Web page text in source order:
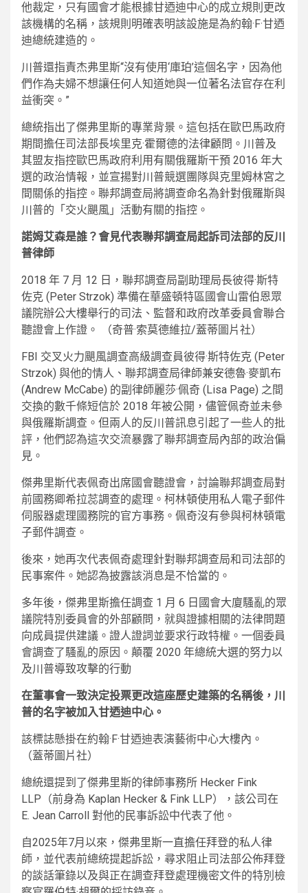
他裁定，只有國會才能根據甘迺迪中心的成立規則更改
該機構的名稱，該規則明確表明該設施是為約翰·F·甘迺
迪總統建造的。
川普還指責杰弗里斯“沒有使用‘庫珀’這個名字，因為他
們作為夫婦不想讓任何人知道她與一位著名法官存在利
益衝突。”
總統指出了傑弗里斯的專業背景。這包括在歐巴馬政府
期間擔任司法部長埃里克·霍爾德的法律顧問。川普及
其盟友指控歐巴馬政府利用有關俄羅斯干預 2016 年大
選的政治情報，並宣揚對川普競選團隊與克里姆林宮之
間關係的指控。聯邦調查局將調查命名為針對俄羅斯與
川普的「交火颶風」活動有關的指控。
諾姆艾森是誰？會見代表聯邦調查局起訴司法部的反川
普律師
2018 年 7 月 12 日，聯邦調查局副助理局長彼得·斯特
佐克 (Peter Strzok) 準備在華盛頓特區國會山雷伯恩眾
議院辦公大樓舉行的司法、監督和政府改革委員會聯合
聽證會上作證。
（奇普·索莫德維拉/蓋蒂圖片社）
FBI 交叉火力颶風調查高級調查員彼得·斯特佐克 (Peter
Strzok) 與他的情人、聯邦調查局律師兼安德魯·麥凱布
(Andrew McCabe) 的副律師麗莎·佩奇 (Lisa Page) 之間
交換的數千條短信於 2018 年被公開，儘管佩奇並未參
與俄羅斯調查。但兩人的反川普訊息引起了一些人的批
評，他們認為這次交流暴露了聯邦調查局內部的政治偏
見。
傑弗里斯代表佩奇出席國會聽證會，討論聯邦調查局對
前國務卿希拉蕊調查的處理。柯林頓使用私人電子郵件
伺服器處理國務院的官方事務。佩奇沒有參與柯林頓電
子郵件調查。
後來，她再次代表佩奇處理針對聯邦調查局和司法部的
民事案件。她認為披露該消息是不恰當的。
多年後，傑弗里斯擔任調查 1 月 6 日國會大廈騷亂的眾
議院特別委員會的外部顧問，就與證據相關的法律問題
向成員提供建議。證人證詞並要求行政特權。一個委員
會調查了騷亂的原因。顛覆 2020 年總統大選的努力以
及川普導致攻擊的行動
在董事會一致決定投票更改這座歷史建築的名稱後，川
普的名字被加入甘迺迪中心。
該標誌懸掛在約翰·F·甘迺迪表演藝術中心大樓內。
（蓋蒂圖片社）
總統還提到了傑弗里斯的律師事務所 Hecker Fink
LLP（前身為 Kaplan Hecker & Fink LLP），該公司在
E. Jean Carroll 對他的民事訴訟中代表了他。
自2025年7月以來，傑弗里斯一直擔任拜登的私人律
師，並代表前總統提起訴訟，尋求阻止司法部公佈拜登
的談話筆錄以及與正在調查拜登處理機密文件的特別檢